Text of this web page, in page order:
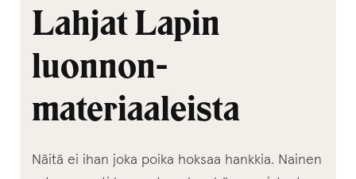
Lahjat Lapin
luonnon­
materiaaleista
Näitä ei ihan joka poika hoksaa hankkia. Nainen